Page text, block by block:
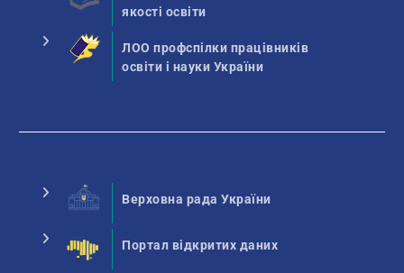
якості освіти
ЛОО профспілки працівників
освіти і науки України
Верховна рада України
Портал відкритих даних